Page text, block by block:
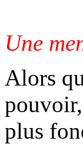
Une
Alors
plus